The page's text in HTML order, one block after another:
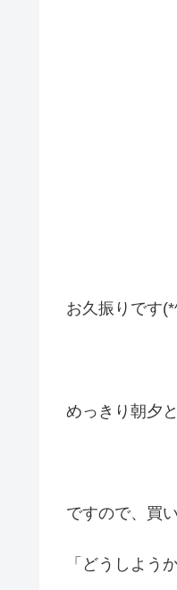
お久振りです
めっきり朝夕
ですので、買
「どうしよう